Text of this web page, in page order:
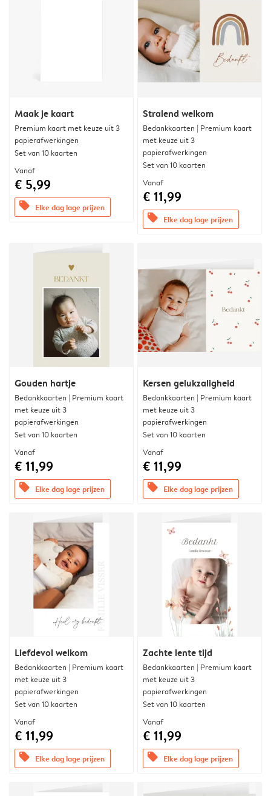
Maak je kaart
Premium kaart met keuze uit 3
papierafwerkingen
Set van 10 kaarten
Vanaf
€ 5,99
offers Elke dag lage prijzen
Stralend welkom
Bedankkaarten | Premium kaart
met keuze uit 3
papierafwerkingen
Set van 10 kaarten
Vanaf
€ 11,99
offers Elke dag lage prijzen
Gouden hartje
Bedankkaarten | Premium kaart
met keuze uit 3
papierafwerkingen
Set van 10 kaarten
Vanaf
€ 11,99
offers Elke dag lage prijzen
Kersen gelukzaligheid
Bedankkaarten | Premium kaart
met keuze uit 3
papierafwerkingen
Set van 10 kaarten
Vanaf
€ 11,99
offers Elke dag lage prijzen
Liefdevol welkom
Bedankkaarten | Premium kaart
met keuze uit 3
papierafwerkingen
Set van 10 kaarten
Vanaf
€ 11,99
offers Elke dag lage prijzen
Zachte lente tijd
Bedankkaarten | Premium kaart
met keuze uit 3
papierafwerkingen
Set van 10 kaarten
Vanaf
€ 11,99
offers Elke dag lage prijzen